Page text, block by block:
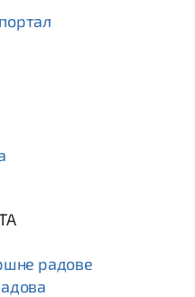
радове